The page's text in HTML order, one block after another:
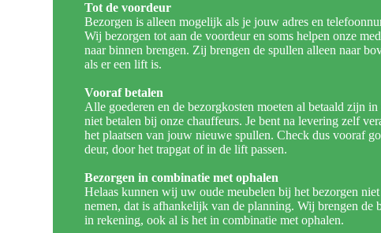
Tot de voordeur
Bezorgen is alleen mogelijk als je jouw adres en
Wij bezorgen tot aan de voordeur en soms helpen onze
naar binnen brengen. Zij brengen de spullen alleen naar
als er een lift is.
Vooraf betalen
Alle goederen en de bezorgkosten moeten al betaald zijn
niet betalen bij onze chauffeurs. Je bent na levering zelf
het plaatsen van jouw nieuwe spullen. Check dus vooraf
deur, door het trapgat of in de lift passen.
Bezorgen in combinatie met ophalen
Helaas kunnen wij uw oude meubelen bij het bezorgen
nemen, dat is afhankelijk van de planning. Wij brengen de
in rekening, ook al is het in combinatie met ophalen.